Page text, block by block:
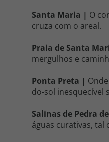
Santa Maria | O
cruza com o areal.
Praia de Santa
mergulhos e
Ponta Preta |
do-sol inesquecível
Salinas de Pedra
águas curativas, tal